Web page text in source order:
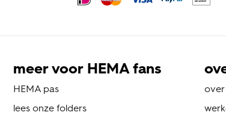
meer voor HEMA fans
HEMA pas
lees onze folders
over